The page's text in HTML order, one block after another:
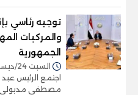
توجيه رئاسي
والمركبات
الجمهورية
السبت 24/ديسمبر/2022 - 07:26 م
اجتمع الرئيس عبد
مصطفى مدبولي